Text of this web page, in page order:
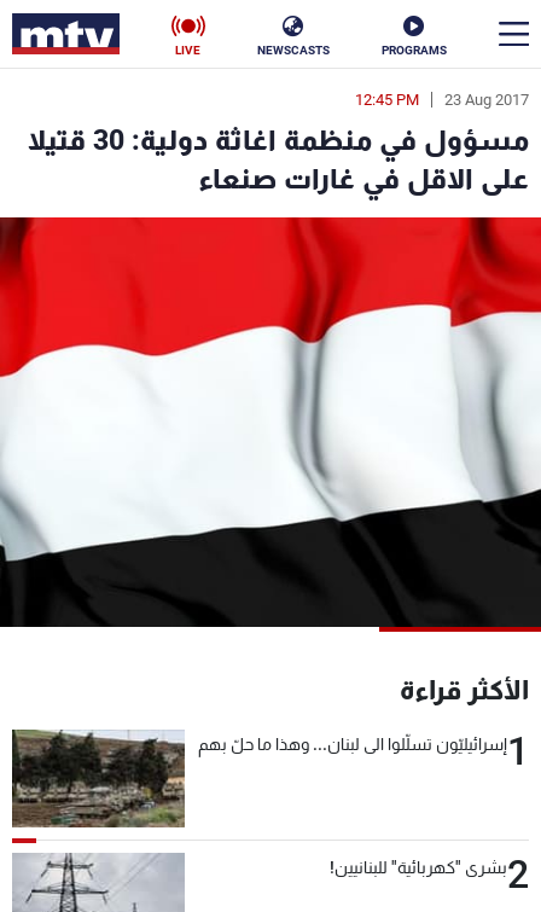
PROGRAMS
NEWSCASTS
LIVE
23 Aug 2017
12:45 PM
مسؤول في منظمة اغاثة دولية: 30 قتيلا
على الاقل في غارات صنعاء
الأكثر قراءة
1إسرائيليّون تسلّلوا الى لبنان... وهذا ما حلّ بهم
2بشرى "كهربائية" للبنانيين!
en
الأخبار
سياسة ناس
إقتصاد
منوعات رياضة
كأس العالم
البرامج
جدول البرامج
عن MTV
الإنـتـاج
شروط الإسـتخدام
سياسة الخصوصية